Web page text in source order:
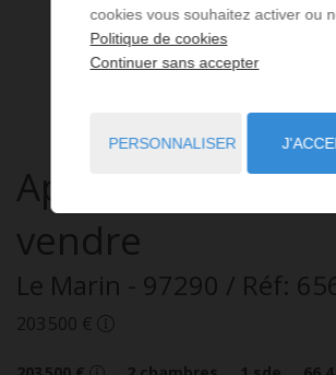
Appartement3
vendre
Le Marin - 97290 / Réf:
203 500 €
cookies vous souhaitez activer ou
Politique de cookies
Continuer sans accepter
PERSONNALISER